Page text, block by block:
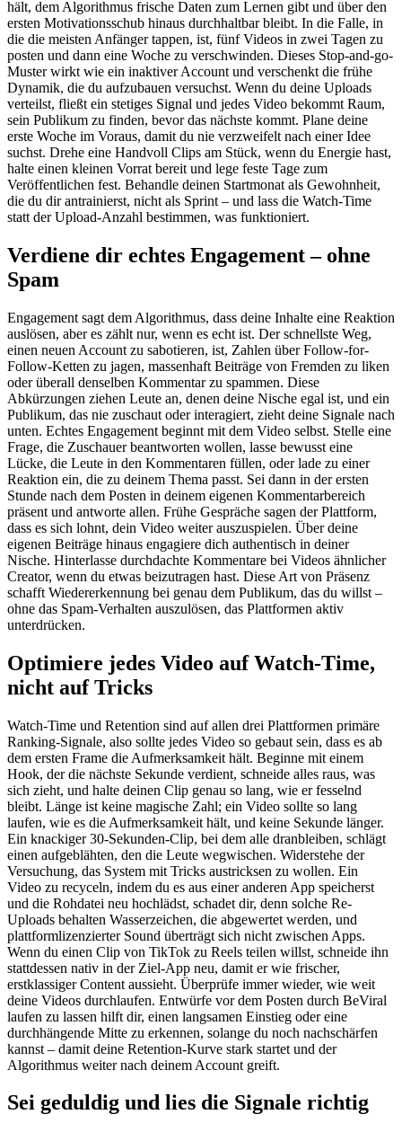
hält, dem Algorithmus frische Daten zum Lernen gibt und über den
ersten Motivationsschub hinaus durchhaltbar bleibt. In die Falle, in
die die meisten Anfänger tappen, ist, fünf Videos in zwei Tagen zu
posten und dann eine Woche zu verschwinden. Dieses Stop-and-go-
Muster wirkt wie ein inaktiver Account und verschenkt die frühe
Dynamik, die du aufzubauen versuchst. Wenn du deine Uploads
verteilst, fließt ein stetiges Signal und jedes Video bekommt Raum,
sein Publikum zu finden, bevor das nächste kommt. Plane deine
erste Woche im Voraus, damit du nie verzweifelt nach einer Idee
suchst. Drehe eine Handvoll Clips am Stück, wenn du Energie hast,
halte einen kleinen Vorrat bereit und lege feste Tage zum
Veröffentlichen fest. Behandle deinen Startmonat als Gewohnheit,
die du dir antrainierst, nicht als Sprint – und lass die Watch-Time
statt der Upload-Anzahl bestimmen, was funktioniert.
Verdiene dir echtes Engagement – ohne
Spam
Engagement sagt dem Algorithmus, dass deine Inhalte eine Reaktion
auslösen, aber es zählt nur, wenn es echt ist. Der schnellste Weg,
einen neuen Account zu sabotieren, ist, Zahlen über Follow-for-
Follow-Ketten zu jagen, massenhaft Beiträge von Fremden zu liken
oder überall denselben Kommentar zu spammen. Diese
Abkürzungen ziehen Leute an, denen deine Nische egal ist, und ein
Publikum, das nie zuschaut oder interagiert, zieht deine Signale nach
unten. Echtes Engagement beginnt mit dem Video selbst. Stelle eine
Frage, die Zuschauer beantworten wollen, lasse bewusst eine
Lücke, die Leute in den Kommentaren füllen, oder lade zu einer
Reaktion ein, die zu deinem Thema passt. Sei dann in der ersten
Stunde nach dem Posten in deinem eigenen Kommentarbereich
präsent und antworte allen. Frühe Gespräche sagen der Plattform,
dass es sich lohnt, dein Video weiter auszuspielen. Über deine
eigenen Beiträge hinaus engagiere dich authentisch in deiner
Nische. Hinterlasse durchdachte Kommentare bei Videos ähnlicher
Creator, wenn du etwas beizutragen hast. Diese Art von Präsenz
schafft Wiedererkennung bei genau dem Publikum, das du willst –
ohne das Spam-Verhalten auszulösen, das Plattformen aktiv
unterdrücken.
Optimiere jedes Video auf Watch-Time,
nicht auf Tricks
Watch-Time und Retention sind auf allen drei Plattformen primäre
Ranking-Signale, also sollte jedes Video so gebaut sein, dass es ab
dem ersten Frame die Aufmerksamkeit hält. Beginne mit einem
Hook, der die nächste Sekunde verdient, schneide alles raus, was
sich zieht, und halte deinen Clip genau so lang, wie er fesselnd
bleibt. Länge ist keine magische Zahl; ein Video sollte so lang
laufen, wie es die Aufmerksamkeit hält, und keine Sekunde länger.
Ein knackiger 30-Sekunden-Clip, bei dem alle dranbleiben, schlägt
einen aufgeblähten, den die Leute wegwischen. Widerstehe der
Versuchung, das System mit Tricks austricksen zu wollen. Ein
Video zu recyceln, indem du es aus einer anderen App speicherst
und die Rohdatei neu hochlädst, schadet dir, denn solche Re-
Uploads behalten Wasserzeichen, die abgewertet werden, und
plattformlizenzierter Sound überträgt sich nicht zwischen Apps.
Wenn du einen Clip von TikTok zu Reels teilen willst, schneide ihn
stattdessen nativ in der Ziel-App neu, damit er wie frischer,
erstklassiger Content aussieht. Überprüfe immer wieder, wie weit
deine Videos durchlaufen. Entwürfe vor dem Posten durch BeViral
laufen zu lassen hilft dir, einen langsamen Einstieg oder eine
durchhängende Mitte zu erkennen, solange du noch nachschärfen
kannst – damit deine Retention-Kurve stark startet und der
Algorithmus weiter nach deinem Account greift.
Sei geduldig und lies die Signale richtig